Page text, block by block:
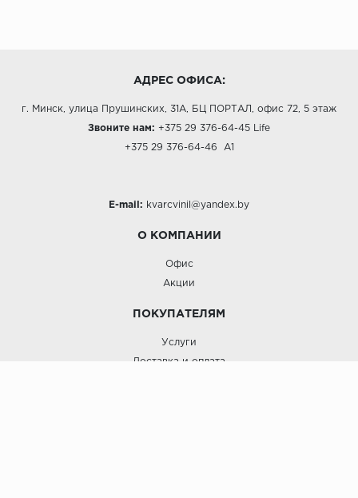
АДРЕС ОФИСА:
г. Минск, улица Прушинских, 31А, БЦ ПОРТАЛ, офис 72, 5 этаж
Звоните нам: +375 29 376-64-45 Life
+375 29 376-64-46 A1
E-mail: kvarcvinil@yandex.by
О КОМПАНИИ
Офис
Акции
ПОКУПАТЕЛЯМ
Услуги
Доставка и оплата